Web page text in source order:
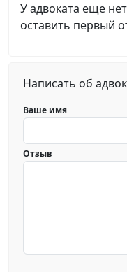
У адвоката еще
оставить первый
Написать об
Ваше имя
Отзыв